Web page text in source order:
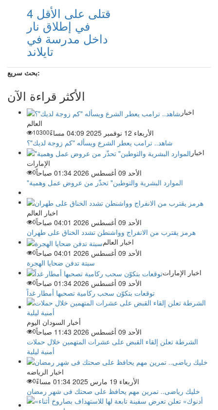
4 قتلى على الأقل
في إطلاق نار
داخل مدرسة في
تايلاند
بحث سريع:
الأكثر قراءة الآن
اخبار
العالم
الأربعاء 12 نوفمبر 2025 04:09 مساءً
10300
شاهد.. ترامب يعطر الشرع ويسأله "كم زوجة لديك"؟
اخبار
الإمارات
الأحد 09 أغسطس 2026 01:34 صباحاً
0
"الموارد البشرية والتوطين" تحذّر من عروض عمل وهمية
اخبار العالم
الأحد 09 أغسطس 2026 04:01 صباحاً
0
هرمز يقترب من الانفراج وواشنطن تشدد الخناق على طهران
اخبار العالم
الأحد 09 أغسطس 2026 04:01 صباحاً
0
سبتة تدفن ضحايا الهجرة
اخبار الإمارات
الأحد 09 أغسطس 2026 01:34 صباحاً
0
توقعات بتكوّن سحب ركامية تصحبها أمطار غداً
أخبار السودان اليوم
الأحد 09 أغسطس 2026 11:43 صباحاً
0
الشرطة تعلن إلقاء القبض على عشرات المتهمين خلال حملات
أمنية ليلية
اخبار الرياضه
الأربعاء 19 مارس 2025 01:34 مساءً
0
خليك رياضى.. تمرين مهم يحافظ على صحتك فى شهر رمضان